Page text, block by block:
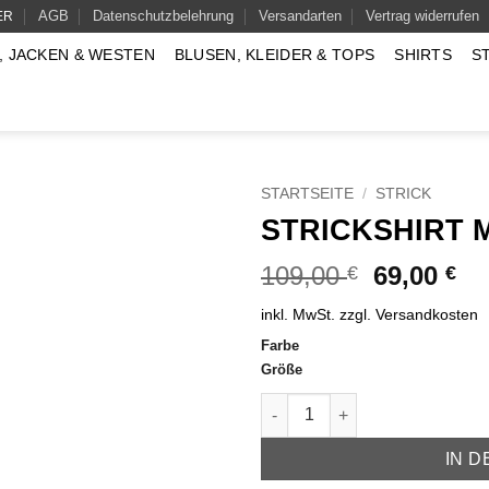
AGB Datenschutzbelehrung Versandarten Vertrag widerrufen
JACKEN & WESTEN BLUSEN, KLEIDER & TOPS SHIRTS
STARTSEITE / STRICK
STRICKSHIRT
109,00€
war:
69,00€
ist:
inkl. MwSt. zzgl. Versandkosten
Farbe
Größe
Strickshirt Modell Nora Menge
IN